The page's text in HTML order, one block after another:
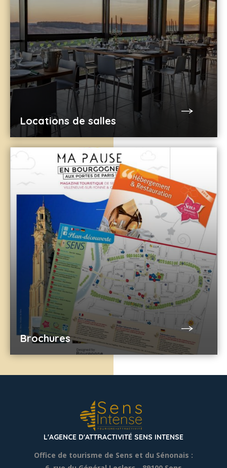
Locations de salles
Brochures
L'AGENCE D'ATTRACTIVITÉ SENS INTENSE
Office de tourisme de Sens et du Sénonais :